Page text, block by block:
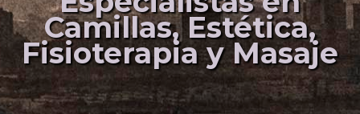
Camillas, Estética,
Fisioterapia y Masaje